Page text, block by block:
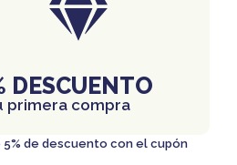
DESCUENTO
primera compra
5% de descuento con el cupón